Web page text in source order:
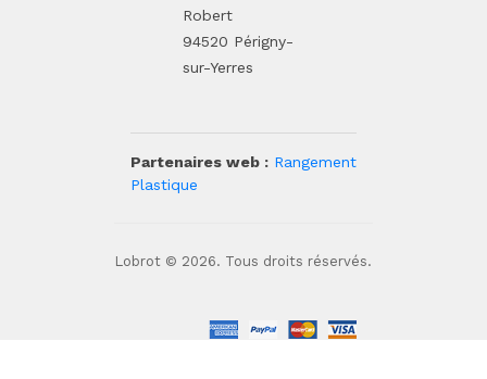
Robert
94520 Périgny-
sur-Yerres
Partenaires web : Rangement
Plastique
Lobrot © 2026. Tous droits réservés.